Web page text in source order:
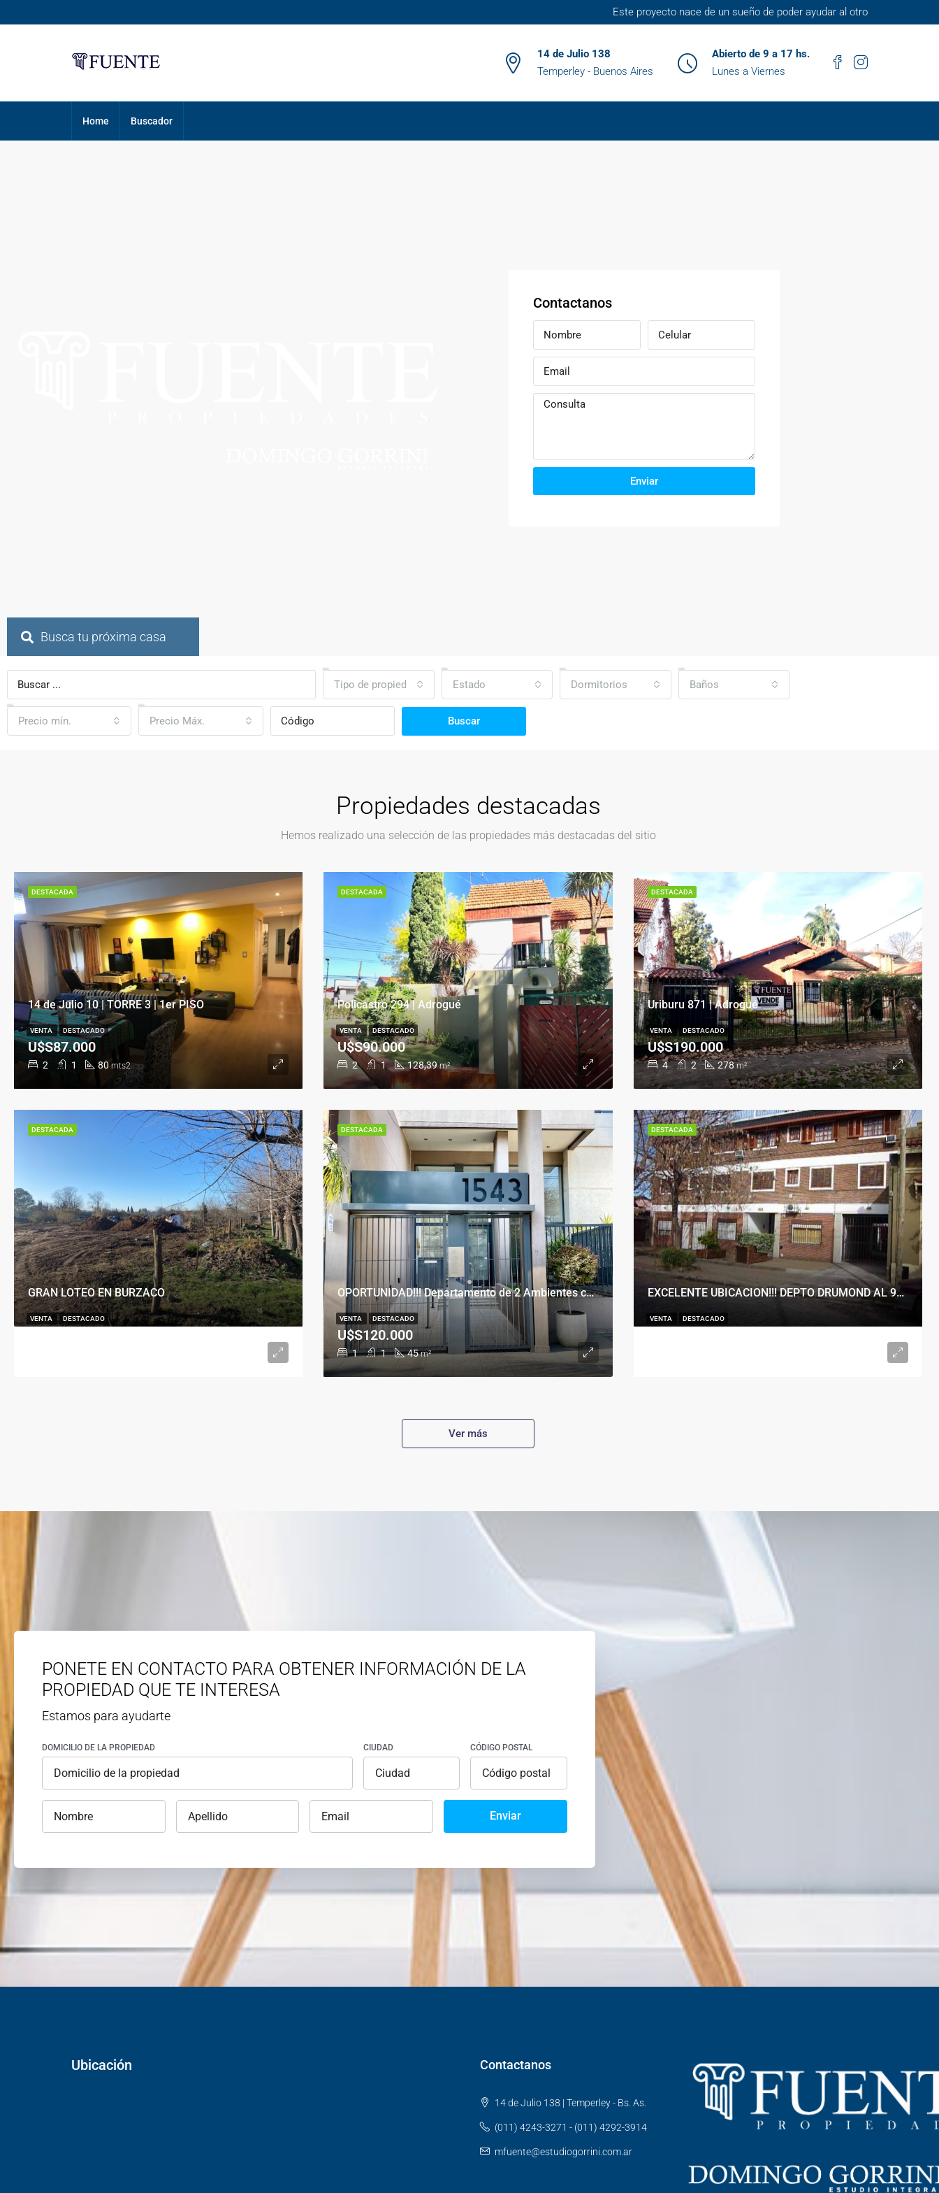
Este proyecto nace de un sueño de poder ayudar al otro
14 de Julio 138
Temperley - Buenos Aires
Abierto de 9 a 17 hs.
Lunes a Viernes
Home Buscador
Contactanos
Enviar
Busca tu próxima casa
Tipo de propiedad Estado Dormitorios Baños
Precio mín. Precio Máx. Buscar
Propiedades destacadas
Hemos realizado una selección de las propiedades más destacadas del sitio
14 de Julio 10 | TORRE 3 | 1er PISO
2 1 80 mts2
U$S87.000
VENTA DESTACADO
DESTACADA
Policastro 294 | Adrogué
2 1 128,39 m²
U$S90.000
VENTA DESTACADO
DESTACADA
Uriburu 871 | Adrogué
4 2 278 m²
U$S190.000
VENTA DESTACADO
DESTACADA
GRAN LOTEO EN BURZACO
VENTA DESTACADO
DESTACADA
OPORTUNIDAD!!! Departamento de 2 Ambientes con Cochera en Banfield Este
1 1 45 m²
U$S120.000
VENTA DESTACADO
DESTACADA
EXCELENTE UBICACION!!! DEPTO DRUMOND AL 900
VENTA DESTACADO
DESTACADA
Ver más
PONETE EN CONTACTO PARA OBTENER INFORMACIÓN DE LA
PROPIEDAD QUE TE INTERESA
Estamos para ayudarte
DOMICILIO DE LA PROPIEDAD CIUDAD CÓDIGO POSTAL
Enviar
Ubicación Contactanos
14 de Julio 138 | Temperley - Bs. As.
(011) 4243-3271 - (011) 4292-3914
mfuente@estudiogorrini.com.ar